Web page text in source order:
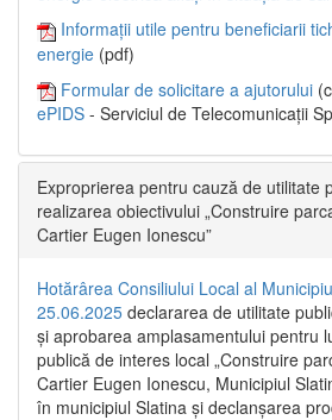
Informații utile pentru beneficiarii
energie (pdf)
Formular de solicitare a ajutorului
ePIDS - Serviciul de Telecomunicații
Exproprierea pentru cauză de utilitate
realizarea obiectivului „Construire
Cartier Eugen Ionescu”
Hotărârea Consiliului Local al
25.06.2025 declararea de utilitate
și aprobarea amplasamentului pentru
publică de interes local „Construire
Cartier Eugen Ionescu, Municipiul
în municipiul Slatina și declanșarea